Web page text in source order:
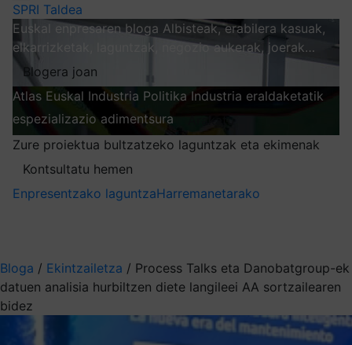
SPRI Taldea
Euskal enpresaren bloga Albisteak, erabilera kasuak,
elkarrizketak, laguntzak, negozio aukerak, joerak…
Blogera joan
Atlas Euskal Industria Politika Industria eraldaketatik
espezializazio adimentsura
Zure proiektua bultzatzeko laguntzak eta ekimenak
Kontsultatu hemen
Enpresentzako laguntzaHarremanetarako
Bloga / Ekintzailetza / Process Talks eta Danobatgroup-ek
datuen analisia hurbiltzen diete langileei AA sortzailearen
bidez